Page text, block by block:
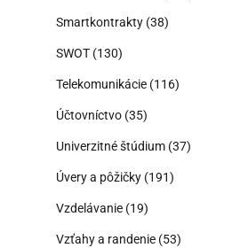
Smartkontrakty (38)
SWOT (130)
Telekomunikácie (116)
Účtovníctvo (35)
Univerzitné štúdium (37)
Úvery a pôžičky (191)
Vzdelávanie (19)
Vzťahy a randenie (53)